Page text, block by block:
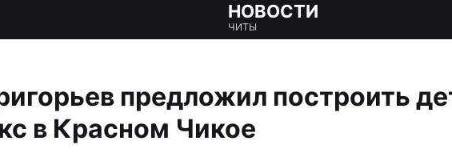
НОВОСТИ
ЧИТЫ
предложил построить
в Красном Чикое